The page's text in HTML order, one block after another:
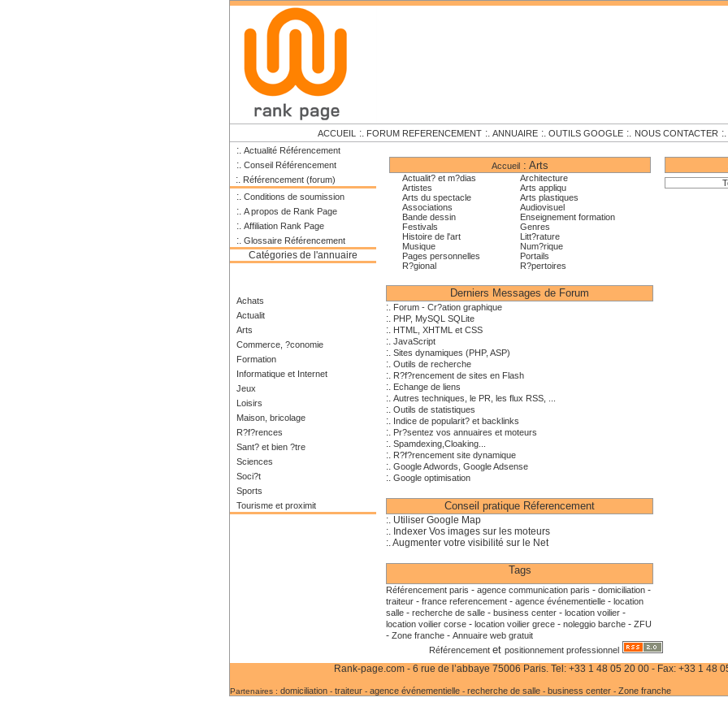
ACCUEIL :. FORUM REFERENCEMENT :. ANNUAIRE :. OUTILS GOOGLE :. NOUS CONTACTER :.
:. Actualité Référencement
:. Conseil Référencement
:. Référencement (forum)
:. Conditions de soumission
:. A propos de Rank Page
:. Affiliation Rank Page
:. Glossaire Référencement
Catégories de l'annuaire
Achats
Actualit
Arts
Commerce, ?conomie
Formation
Informatique et Internet
Jeux
Loisirs
Maison, bricolage
R?f?rences
Sant? et bien ?tre
Sciences
Soci?t
Sports
Tourisme et proximit
Accueil : Arts
Actualit? et m?dias
Architecture
Artistes
Arts appliqu
Arts du spectacle
Arts plastiques
Associations
Audiovisuel
Bande dessin
Enseignement formation
Festivals
Genres
Histoire de l'art
Litt?rature
Musique
Num?rique
Pages personnelles
Portails
R?gional
R?pertoires
Derniers Messages de Forum
:. Forum - Cr?ation graphique
:. PHP, MySQL SQLite
:. HTML, XHTML et CSS
:. JavaScript
:. Sites dynamiques (PHP, ASP)
:. Outils de recherche
:. R?f?rencement de sites en Flash
:. Echange de liens
:. Autres techniques, le PR, les flux RSS, ...
:. Outils de statistiques
:. Indice de popularit? et backlinks
:. Pr?sentez vos annuaires et moteurs
:. Spamdexing,Cloaking...
:. R?f?rencement site dynamique
:. Google Adwords, Google Adsense
:. Google optimisation
Conseil pratique Réferencement
:. Utiliser Google Map
:. Indexer Vos images sur les moteurs
:. Augmenter votre visibilité sur le Net
Tags
Référencement paris - agence communication paris - domiciliation -
traiteur - france referencement - agence événementielle - location
salle - recherche de salle - business center - location voilier -
location voilier corse - location voilier grece - noleggio barche - ZFU
- Zone franche - Annuaire web gratuit
Référencement et positionnement professionnel
Rank-page.com - 6 rue de l’abbaye 75006 Paris. Tel: +33 1 48 05 20 00 - Fax: +33 1 48
Partenaires : domiciliation - traiteur - agence événementielle - recherche de salle - business center - Zone franche